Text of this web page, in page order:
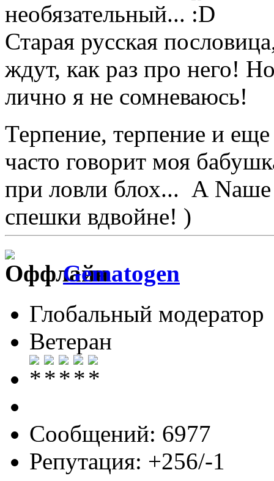
необязательный...
Старая русская
ждут, как раз про него!
лично я не сомневаюсь!
Терпение, терпение и
часто говорит моя
при ловли блох... А
спешки вдвойне! )
Gematogen
Глобальный модератор
Ветеран
Сообщений: 6977
Репутация: +256/-1